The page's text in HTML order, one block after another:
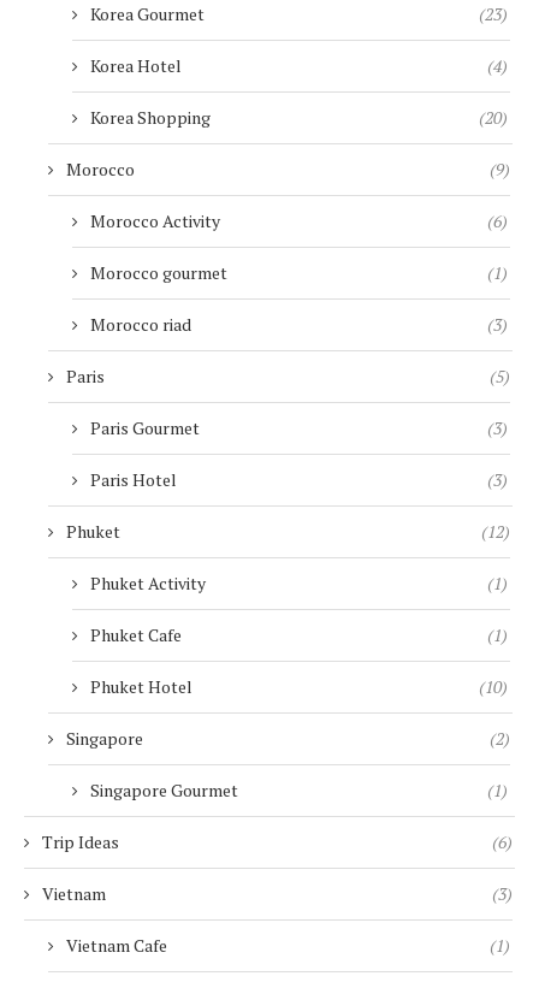
Korea Gourmet (23)
Korea Hotel (4)
Korea Shopping (20)
Morocco (9)
Morocco Activity (6)
Morocco gourmet (1)
Morocco riad (3)
Paris (5)
Paris Gourmet (3)
Paris Hotel (3)
Phuket (12)
Phuket Activity (1)
Phuket Cafe (1)
Phuket Hotel (10)
Singapore (2)
Singapore Gourmet (1)
Trip Ideas (6)
Vietnam (3)
Vietnam Cafe (1)